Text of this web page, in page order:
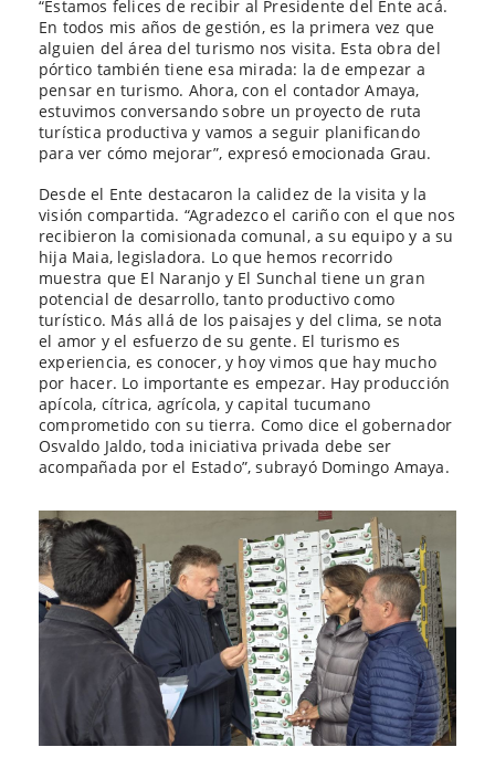
“Estamos felices de recibir al Presidente del Ente acá.
En todos mis años de gestión, es la primera vez que
alguien del área del turismo nos visita. Esta obra del
pórtico también tiene esa mirada: la de empezar a
pensar en turismo. Ahora, con el contador Amaya,
estuvimos conversando sobre un proyecto de ruta
turística productiva y vamos a seguir planificando
para ver cómo mejorar”, expresó emocionada Grau.
Desde el Ente destacaron la calidez de la visita y la
visión compartida. “Agradezco el cariño con el que nos
recibieron la comisionada comunal, a su equipo y a su
hija Maia, legisladora. Lo que hemos recorrido
muestra que El Naranjo y El Sunchal tiene un gran
potencial de desarrollo, tanto productivo como
turístico. Más allá de los paisajes y del clima, se nota
el amor y el esfuerzo de su gente. El turismo es
experiencia, es conocer, y hoy vimos que hay mucho
por hacer. Lo importante es empezar. Hay producción
apícola, cítrica, agrícola, y capital tucumano
comprometido con su tierra. Como dice el gobernador
Osvaldo Jaldo, toda iniciativa privada debe ser
acompañada por el Estado”, subrayó Domingo Amaya.